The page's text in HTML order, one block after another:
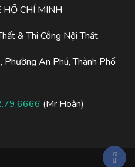
HỒ CHÍ MINH
& Thi Công Nội Thất
An Phú, Thành Phố
(Mr Hoàn)